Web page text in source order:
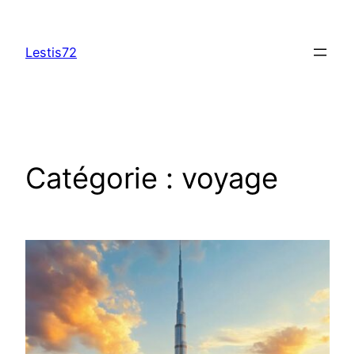
contenu
Lestis72
Catégorie : voyage